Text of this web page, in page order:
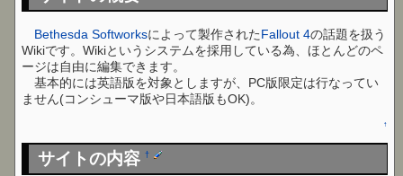
Bethesda Softworksによって製作されたFallout 4の話題を扱う
Wikiです。Wikiというシステムを採用している為、ほとんどのペ
ージは自由に編集できます。
基本的には英語版を対象としますが、PC版限定は行なってい
ません(コンシューマ版や日本語版もOK)。
↑
サイトの内容†